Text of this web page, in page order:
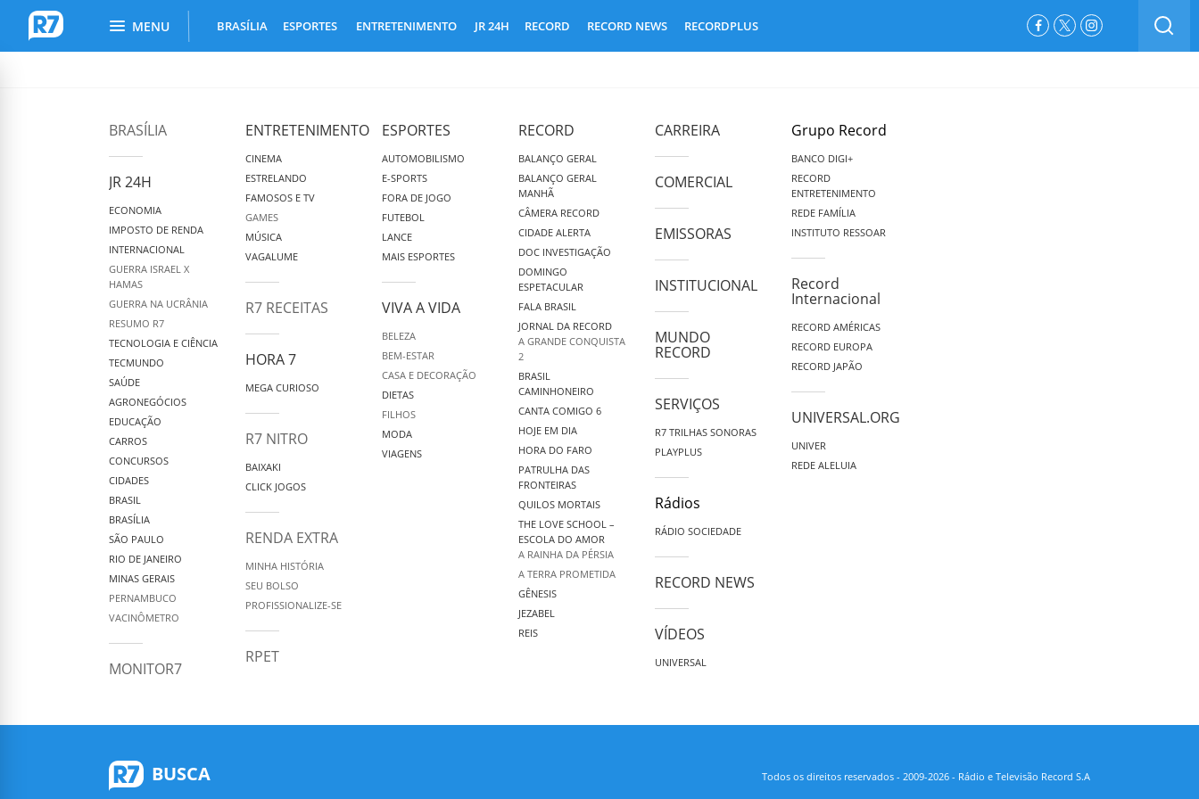
R7.com MENU BRASÍLIA ESPORTES ENTRETENIMENTO JR 24H RECORD RECORD NEWS RECORDPLUS Facebook
TwitterInstagram
BUSCAR
BRASÍLIA
JR 24H
ECONOMIA
IMPOSTO DE RENDA
INTERNACIONAL
GUERRA ISRAEL X
HAMAS
GUERRA NA UCRÂNIA
RESUMO R7
TECNOLOGIA E CIÊNCIA
TECMUNDO
SAÚDE
AGRONEGÓCIOS
EDUCAÇÃO
CARROS
CONCURSOS
CIDADES
BRASIL
BRASÍLIA
SÃO PAULO
RIO DE JANEIRO
MINAS GERAIS
PERNAMBUCO
VACINÔMETRO
MONITOR7
ENTRETENIMENTO
CINEMA
ESTRELANDO
FAMOSOS E TV
GAMES
MÚSICA
VAGALUME
R7 RECEITAS
HORA 7
MEGA CURIOSO
R7 NITRO
BAIXAKI
CLICK JOGOS
RENDA EXTRA
MINHA HISTÓRIA
SEU BOLSO
PROFISSIONALIZE-SE
RPET
ESPORTES
AUTOMOBILISMO
E-SPORTS
FORA DE JOGO
FUTEBOL
LANCE
MAIS ESPORTES
VIVA A VIDA
BELEZA
BEM-ESTAR
CASA E DECORAÇÃO
DIETAS
FILHOS
MODA
VIAGENS
RECORD
BALANÇO GERAL
BALANÇO GERAL
MANHÃ
CÂMERA RECORD
CIDADE ALERTA
DOC INVESTIGAÇÃO
DOMINGO
ESPETACULAR
FALA BRASIL
JORNAL DA RECORD
A GRANDE CONQUISTA
2
BRASIL
CAMINHONEIRO
CANTA COMIGO 6
HOJE EM DIA
HORA DO FARO
PATRULHA DAS
FRONTEIRAS
QUILOS MORTAIS
THE LOVE SCHOOL –
ESCOLA DO AMOR
A RAINHA DA PÉRSIA
A TERRA PROMETIDA
GÊNESIS
JEZABEL
REIS
CARREIRA
COMERCIAL
EMISSORAS
INSTITUCIONAL
MUNDO
RECORD
SERVIÇOS
R7 TRILHAS SONORAS
PLAYPLUS
Rádios
RÁDIO SOCIEDADE
RECORD NEWS
VÍDEOS
UNIVERSAL
Grupo Record
BANCO DIGI+
RECORD
ENTRETENIMENTO
REDE FAMÍLIA
INSTITUTO RESSOAR
Record
Internacional
RECORD AMÉRICAS
RECORD EUROPA
RECORD JAPÃO
UNIVERSAL.ORG
UNIVER
REDE ALELUIA
BUSCA Todos os direitos reservados - 2009-2026 - Rádio e Televisão Record S.A